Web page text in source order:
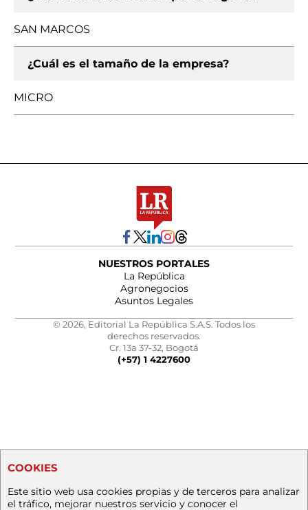
SAN MARCOS
¿Cuál es el tamaño de la empresa?
MICRO
NUESTROS PORTALES
La República
Agronegocios
Asuntos Legales
© 2026, Editorial La República S.A.S. Todos los
derechos reservados.
Cr. 13a 37-32, Bogotá
(+57) 1 4227600
COOKIES
Este sitio web usa cookies propias y de terceros para analizar
el tráfico, mejorar nuestros servicio y conocer el